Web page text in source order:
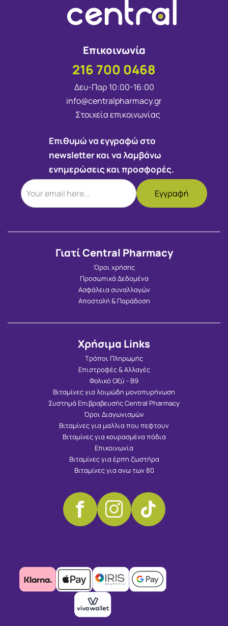
Επικοινωνία
216 700 0468
Δευ-Παρ 10:00-16:00
info@centralpharmacy.gr
Στοιχεία επικοινωνίας
Επιθυμώ να εγγραφώ στο
newsletter και να λαμβάνω
ενημερώσεις και προσφορές.
Γιατί Central Pharmacy
Όροι χρήσης
Προσωπικά Δεδομένα
Ασφάλεια συναλλαγών
Αποστολή & Παράδοση
Χρήσιμα Links
Τρόποι Πληρωμής
Επιστροφές & Αλλαγές
Φολικό Οξύ - Β9
Βιταμίνες για λοιμώδη μονοπυρήνωση
Συστημά Επιβραβευσής Central Pharmacy
Όροι Διαγωνισμών
Βιταμίνες για μαλλια που πεφτουν
Βιταμίνες για κουρασμένα πόδια
Επικοινωνία
Βιταμίνες για έρπη ζωστήρα
Βιταμίνες για ανω των 80